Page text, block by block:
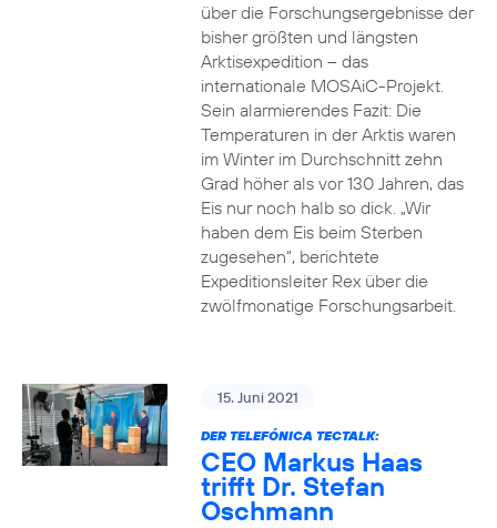
über die Forschungsergebnisse der
bisher größten und längsten
Arktisexpedition – das
internationale MOSAiC-Projekt.
Sein alarmierendes Fazit: Die
Temperaturen in der Arktis waren
im Winter im Durchschnitt zehn
Grad höher als vor 130 Jahren, das
Eis nur noch halb so dick. „Wir
haben dem Eis beim Sterben
zugesehen“, berichtete
Expeditionsleiter Rex über die
zwölfmonatige Forschungsarbeit.
15. Juni 2021
DER TELEFÓNICA TECTALK:
CEO Markus Haas
trifft Dr. Stefan
Oschmann